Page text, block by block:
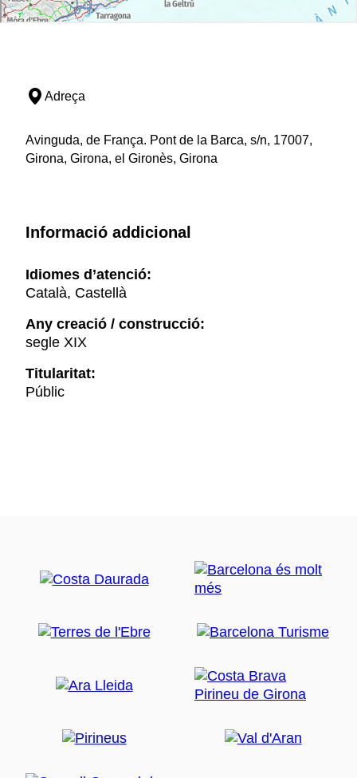
Adreça
Avinguda, de França. Pont de la Barca, s/n, 17007,
Girona, Girona, el Gironès, Girona
Informació addicional
Idiomes d’atenció:
Català, Castellà
Any creació / construcció:
segle XIX
Titularitat:
Públic